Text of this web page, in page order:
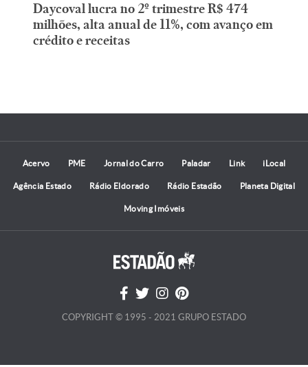
Daycoval lucra no 2º trimestre R$ 474
milhões, alta anual de 11%, com avanço em
crédito e receitas
Acervo PME Jornal do Carro Paladar Link iLocal
Agência Estado Rádio Eldorado Rádio Estadão Planeta Digital
Moving Imóveis
COPYRIGHT © 1995 - 2021 GRUPO ESTADO